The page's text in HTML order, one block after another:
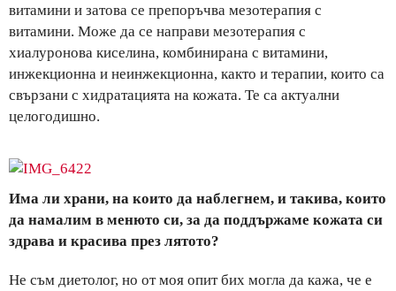
витамини и затова се препоръчва мезотерапия с
витамини. Може да се направи мезотерапия с
хиалуронова киселина, комбинирана с витамини,
инжекционна и неинжекционна, както и терапии, които са
свързани с хидратацията на кожата. Те са актуални
целогодишно.
Има ли храни, на които да наблегнем, и такива, които
да намалим в менюто си, за да поддържаме кожата си
здрава и красива през лятото?
Не съм диетолог, но от моя опит бих могла да кажа, че е